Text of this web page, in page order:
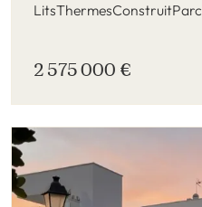
LitsThermesConstruit
2 575 000 €